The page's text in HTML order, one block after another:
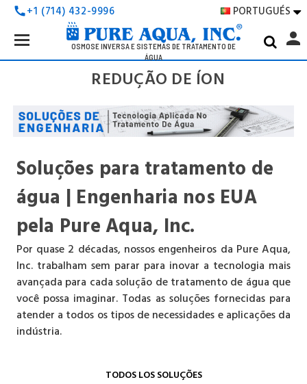
call+1 (714) 432-9996 PORTUGUÉS 
OSMOSE INVERSA E SISTEMAS DE TRATAMENTO DE
ÁGUA
Search
Keyword:
person
REDUÇÃO DE ÍON
Soluções para tratamento de
água | Engenharia nos EUA
pela Pure Aqua, Inc.
Por quase 2 décadas, nossos engenheiros da Pure Aqua,
Inc. trabalham sem parar para inovar a tecnologia mais
avançada para cada solução de tratamento de água que
você possa imaginar. Todas as soluções fornecidas para
atender a todos os tipos de necessidades e aplicações da
indústria.
TODOS LOSSOLUÇÕES